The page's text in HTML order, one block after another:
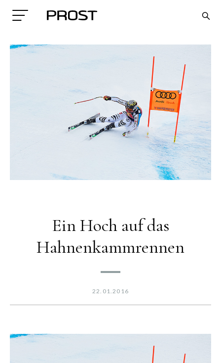
Ein Hoch auf das
Hahnenkammrennen
22.01.2016